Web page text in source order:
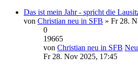
Das ist mein Jahr - spricht die
von Christian neu in SFB » Fr 28.
0
19665
von Christian neu in SFB
Fr 28. Nov 2025, 17:45